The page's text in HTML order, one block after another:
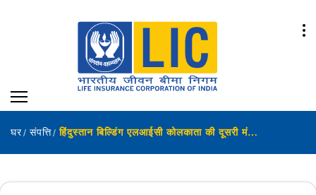
घर संपत्ति हिंदुस्तान बिल्डिंग एलआईसी कोलकाता की दूसरी मंजिल पर खाली परिसर को किराए पर देने के लिए विज्ञापन।